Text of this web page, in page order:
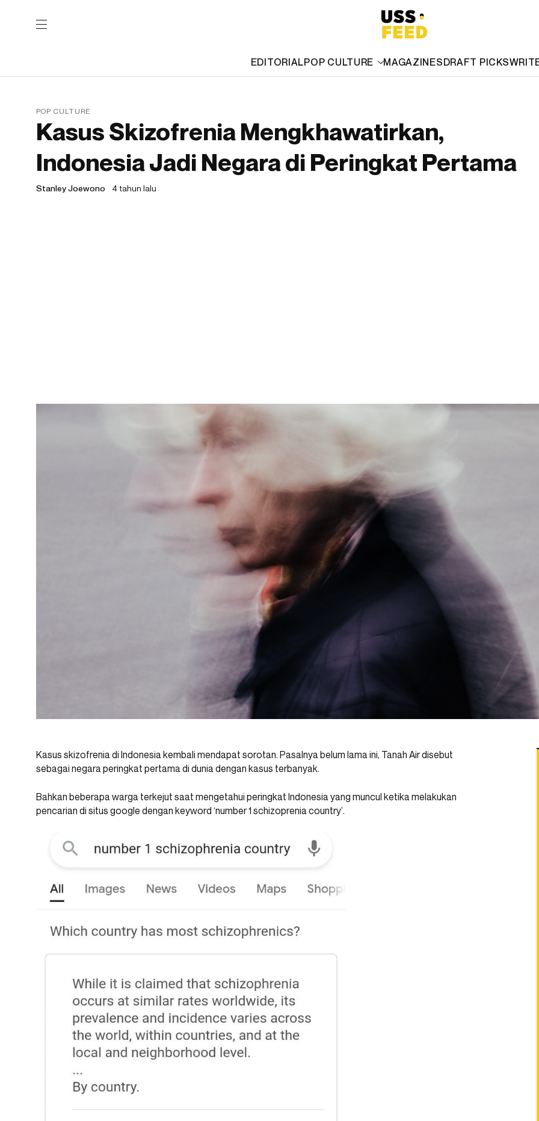
EDITORIALPOP CULTURE MAGAZINESDRAFT PICKS
POP CULTURE
Kasus Skizofrenia Mengkhawatirkan,
Indonesia Jadi Negara di Peringkat Pertama
Stanley Joewono 4 tahun lalu
Kasus skizofrenia di Indonesia kembali mendapat sorotan. Pasalnya belum lama ini, Tanah Air disebut
sebagai negara peringkat pertama di dunia dengan kasus terbanyak.
Bahkan beberapa warga terkejut saat mengetahui peringkat Indonesia yang muncul ketika melakukan
pencarian di situs google dengan keyword ‘number 1 schizoprenia country’.